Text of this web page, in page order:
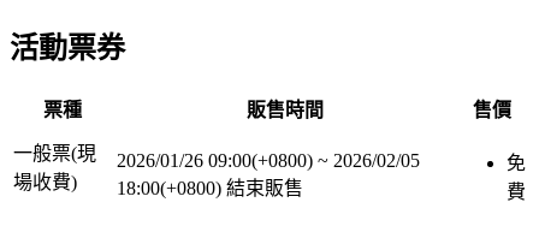
活動票券
票種 販售時間 售價
一般票(現
場收費)
2026/01/26 09:00(+0800) ~ 2026/02/05
18:00(+0800) 結束販售
免
費